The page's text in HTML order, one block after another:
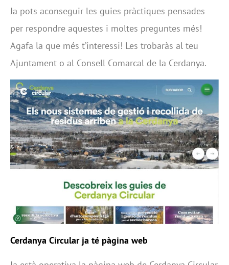
Ja pots aconseguir les guies pràctiques pensades
per respondre aquestes i moltes preguntes més!
Agafa la que més t’interessi! Les trobaràs al teu
Ajuntament o al Consell Comarcal de la Cerdanya.
Cerdanya Circular ja té pàgina web